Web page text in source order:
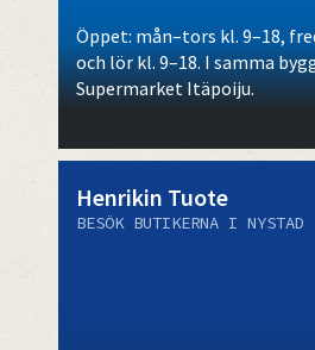
Öppet: mån–tors kl. 9–18,
och lör kl. 9–18. I samma
Supermarket Itäpoiju.
Henrikin Tuote
BESÖK BUTIKERNA I NYSTAD